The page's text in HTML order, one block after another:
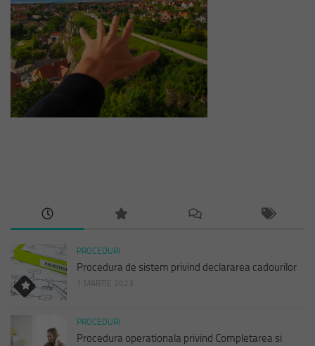
PROCEDURI
Procedura de sistem privind declararea cadourilor
1 MARTIE 2023
PROCEDURI
Procedura operationala privind Completarea si